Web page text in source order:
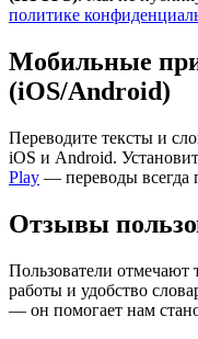
политике
Мобильные
(iOS/Android)
Переводите тексты и
iOS и Android.
Play — переводы всегда
Отзывы
Пользователи отмечают
работы и удобство
— он помогает нам